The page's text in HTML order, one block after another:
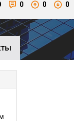
0 0 0